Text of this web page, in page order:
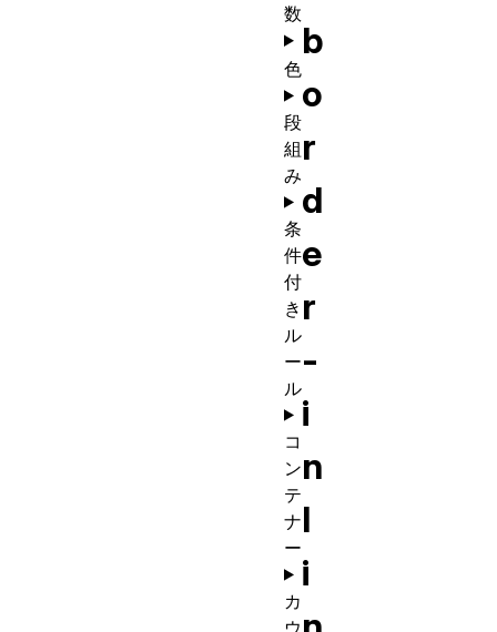
b
o
r
d
e
r
-
i
n
l
i
数
色
段
組
み
条
件
付
き
ル
ー
ル
コ
ン
テ
ナ
ー
カ
ウ